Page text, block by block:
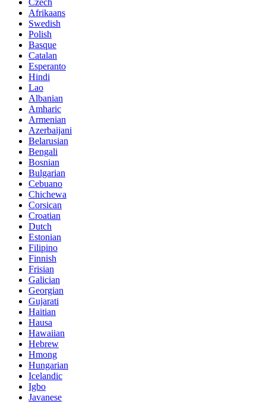
Afrikaans
Swedish
Polish
Basque
Catalan
Esperanto
Hindi
Lao
Albanian
Amharic
Armenian
Azerbaijani
Belarusian
Bengali
Bosnian
Bulgarian
Cebuano
Chichewa
Corsican
Croatian
Dutch
Estonian
Filipino
Finnish
Frisian
Galician
Georgian
Gujarati
Haitian
Hausa
Hawaiian
Hebrew
Hmong
Hungarian
Icelandic
Igbo
Javanese